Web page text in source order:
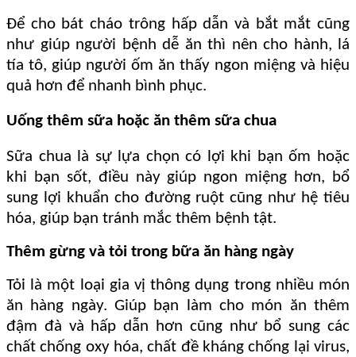
Để cho bát cháo trông hấp dẫn và bắt mắt cũng
như giúp người bệnh dễ ăn thì nên cho hành, lá
tía tô, giúp người ốm ăn thấy ngon miệng và hiệu
quả hơn để nhanh bình phục.
Uống thêm sữa hoặc ăn thêm sữa chua
Sữa chua là sự lựa chọn có lợi khi bạn ốm hoặc
khi bạn sốt, điều này giúp ngon miệng hơn, bổ
sung lợi khuẩn cho đường ruột cũng như hệ tiêu
hóa, giúp bạn tránh mắc thêm bệnh tật.
Thêm gừng và tỏi trong bữa ăn hàng ngày
Tỏi là một loại gia vị thông dụng trong nhiều món
ăn hàng ngày. Giúp bạn làm cho món ăn thêm
đậm đà và hấp dẫn hơn cũng như bổ sung các
chất chống oxy hóa, chất đề kháng chống lại virus,